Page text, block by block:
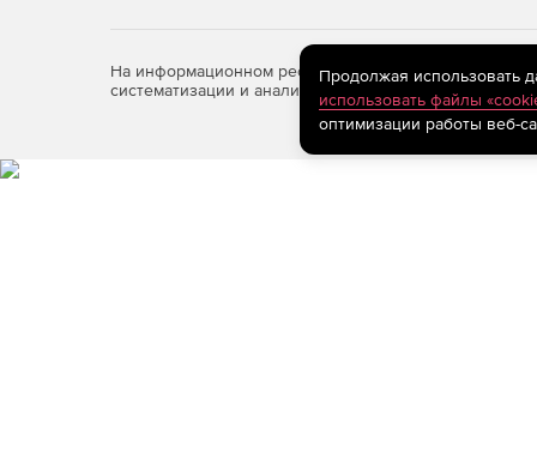
Поддержка режима сохранения защищенных
Возможность использования для защиты
такого как IP-телефония и ВКС.
На информационном ресурсе store.softline.ru
систематизации и анализа сведений, относящихся
Продолжая использовать
использовать файлы
оптимизации работы веб-